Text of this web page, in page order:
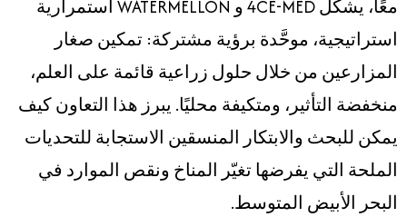
معًا، يشكل 4CE-MED و WATERMELLON استمرارية
استراتيجية، موحَّدة برؤية مشتركة: تمكين صغار
المزارعين من خلال حلول زراعية قائمة على العلم،
منخفضة التأثير، ومتكيفة محليًا. يبرز هذا التعاون كيف
يمكن للبحث والابتكار المنسقين الاستجابة للتحديات
الملحة التي يفرضها تغيّر المناخ ونقص الموارد في
البحر الأبيض المتوسط.